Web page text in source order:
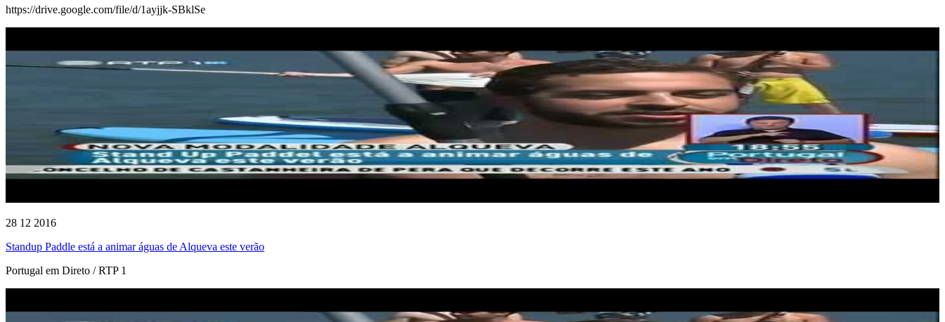
https://drive.google.com/file/d/1ayjjk-SBklSe
28 12 2016
Standup Paddle está a animar águas de Alqueva este verão
Portugal em Direto / RTP 1